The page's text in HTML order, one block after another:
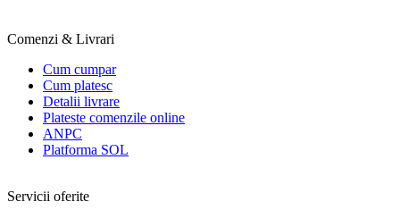
Comenzi & Livrari
Cum cumpar
Cum platesc
Detalii livrare
Plateste comenzile online
ANPC
Platforma SOL
Servicii oferite